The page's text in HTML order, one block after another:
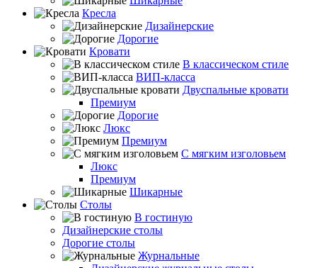
Кресла
Дизайнерские
Дорогие
Кровати
В классическом стиле
ВИП-класса
Двуспальные кровати
Премиум
Дорогие
Люкс
Премиум
С мягким изголовьем
Люкс
Премиум
Шикарные
Столы
В гостиную
Дизайнерские столы
Дорогие столы
Журнальные